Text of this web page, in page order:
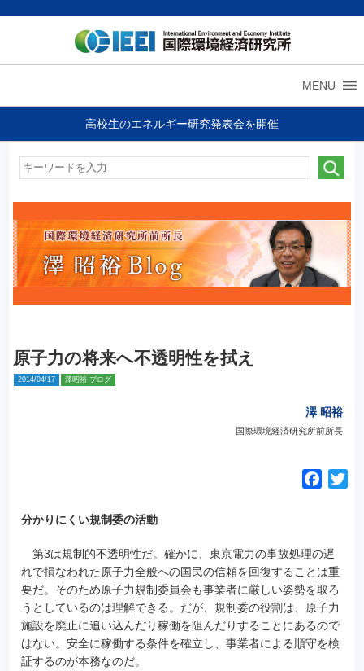
MENU
高校生のエネルギー研究発表会を開催
原子力の将来へ不透明性を拭え
2014/04/17 澤昭裕 ブログ
澤 昭裕
国際環境経済研究所前所長
b
o
o
k
分かりにくい規制委の活動
第3は規制的不透明性だ。確かに、東京電力の事故処理の遅
れで損なわれた原子力全般への国民の信頼を回復することは重
要だ。そのため原子力規制委員会も事業者に厳しい姿勢を取ろ
うとしているのは理解できる。だが、規制委の役割は、原子力
施設を廃止に追い込んだり稼働を阻んだりすることにあるので
はない。安全に稼働する条件を確立し、事業者による順守を検
証するのが本務なのだ。